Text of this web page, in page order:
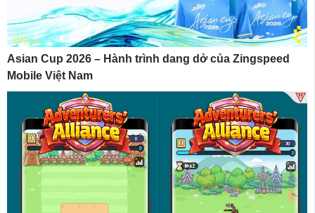
Asian Cup 2026 – Hành trình dang dở của Zingspeed
Mobile Việt Nam